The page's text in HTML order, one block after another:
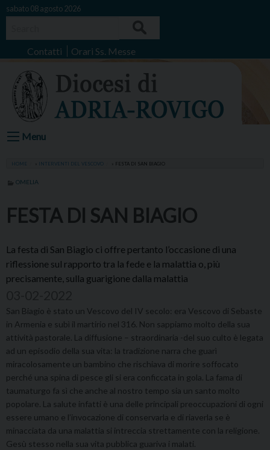
Skip
sabato 08 agosto 2026
Contatti Orari Ss. Messe
Menu
HOME INTERVENTI DEL VESCOVO FESTA DI SAN BIAGIO
OMELIA
FESTA DI SAN BIAGIO
La festa di San Biagio ci offre pertanto l’occasione di una
riflessione sul rapporto tra la fede e la malattia o, più
precisamente, sulla guarigione dalla malattia
San Biagio è stato un Vescovo del IV secolo: era Vescovo di Sebaste
in Armenia e subì il martirio nel 316. Non sappiamo molto della sua
attività pastorale. La diffusione – straordinaria -del suo culto è legata
ad un episodio della sua vita: la tradizione narra che guarì
miracolosamente un bambino che rischiava di morire soffocato
perché una spina di pesce gli si era conficcata in gola. La fama di
taumaturgo fa sì che anche al nostro tempo sia un santo molto
popolare. La salute infatti è una delle principali preoccupazioni di ogni
essere umano e l’invocazione di conservarla e di riaverla se è
minacciata da una malattia si intreccia strettamente con la religione.
Gesù stesso nella sua vita pubblica guariva i malati.